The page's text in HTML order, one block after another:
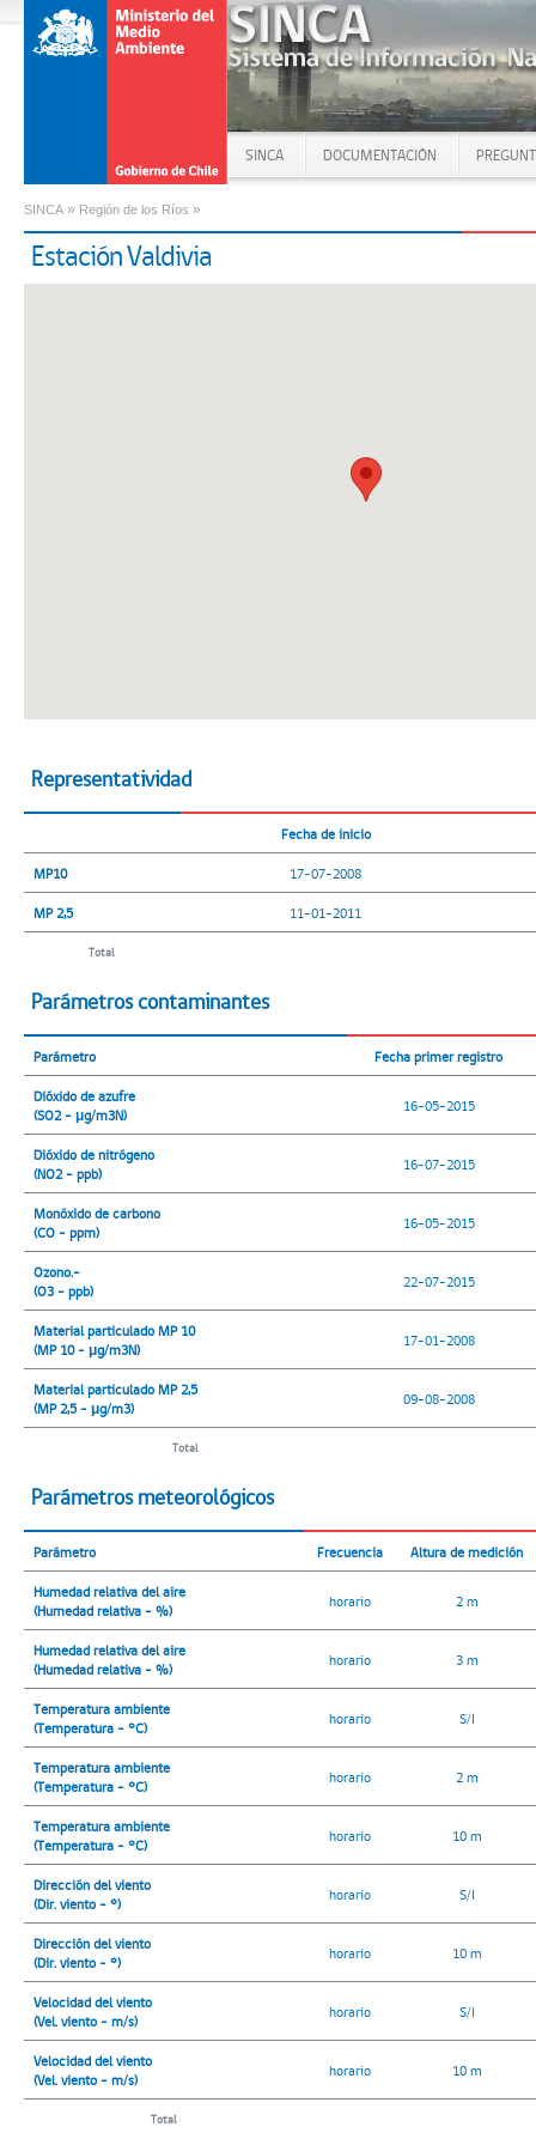
SINCA DOCUMENTACIÓN
SINCA » Región de los Ríos »
Estación Valdivia
Representatividad
Fecha de inicio
MP10 17-07-2008
MP 2,5 11-01-2011
Total
Parámetros contaminantes
Parámetro Fecha primer registro
Dióxido de azufre
(SO2 - μg/m3N)
16-05-2015
Dióxido de nitrógeno
(NO2 - ppb)
16-07-2015
Monóxido de carbono
(CO - ppm)
16-05-2015
Ozono.-
(O3 - ppb)
22-07-2015
Material particulado MP 10
(MP 10 - μg/m3N)
17-01-2008
Material particulado MP 2,5
(MP 2,5 - μg/m3)
09-08-2008
Total
Parámetros meteorológicos
Parámetro Frecuencia Altura de medición
Humedad relativa del aire
(Humedad relativa - %)
horario 2 m
Humedad relativa del aire
(Humedad relativa - %)
horario 3 m
Temperatura ambiente
(Temperatura - °C)
horario S/I
Temperatura ambiente
(Temperatura - °C)
horario 2 m
Temperatura ambiente
(Temperatura - °C)
horario 10 m
Dirección del viento
(Dir. viento - °)
horario S/I
Dirección del viento
(Dir. viento - °)
horario 10 m
Velocidad del viento
(Vel. viento - m/s)
horario S/I
Velocidad del viento
(Vel. viento - m/s)
horario 10 m
Total